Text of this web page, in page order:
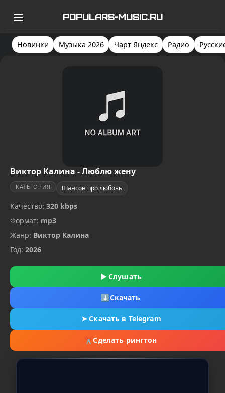
POPULARS-MUSIC.RU
Новинки Музыка 2026 Чарт Яндекс Радио
Виктор Калина - Люблю жену
КАТЕГОРИЯ Шансон про любовь
Качество: 320 kbps
Формат: mp3
Жанр: Виктор Калина
Год: 2026
▶ Слушать
⬇Скачать
➤Скачать в Telegram
✂Сделать рингтон